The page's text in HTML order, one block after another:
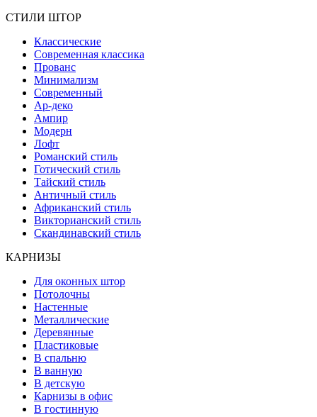
СТИЛИ ШТОР
Классические
Современная классика
Прованс
Минимализм
Современный
Ар-деко
Ампир
Модерн
Лофт
Романский стиль
Готический стиль
Тайский стиль
Античный стиль
Африканский стиль
Викторианский стиль
Скандинавский стиль
КАРНИЗЫ
Для оконных штор
Потолочны
Настенные
Металлические
Деревянные
Пластиковые
В спальню
В ванную
В детскую
Карнизы в офис
В гостинную